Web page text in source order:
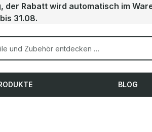
Rabatt wird automatisch im
bis 31.08.
BLOG